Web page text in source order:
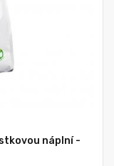
náplní -